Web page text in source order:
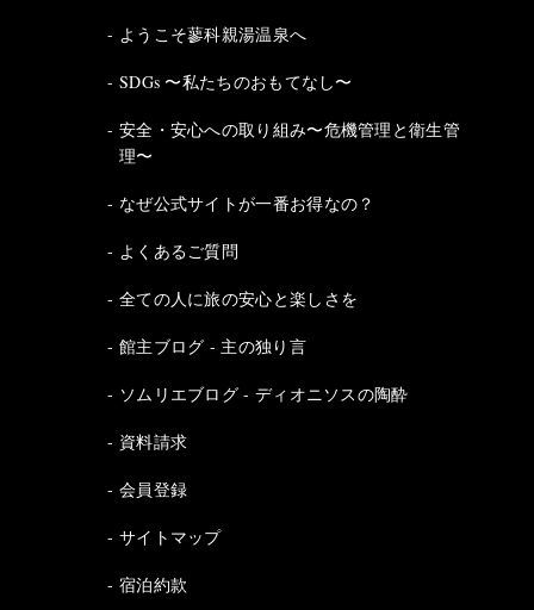
ようこそ蓼科親湯温泉へ
SDGs 〜私たちのおもてなし〜
安全・安心への取り組み〜危機管理と衛生管
理〜
なぜ公式サイトが一番お得なの？
よくあるご質問
全ての人に旅の安心と楽しさを
館主ブログ - 主の独り言
ソムリエブログ - ディオニソスの陶酔
資料請求
会員登録
サイトマップ
宿泊約款